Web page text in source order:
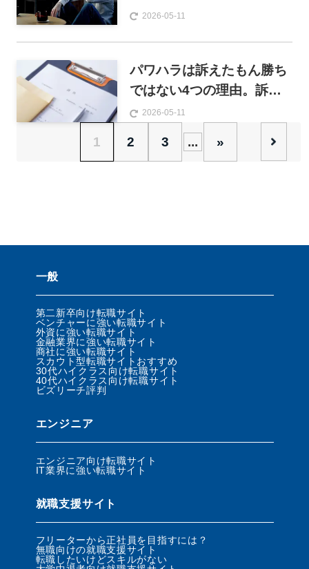
る人の特徴や対処法を解説
2026-05-11
パワハラは訴えたもん勝ち
ではない4つの理由。訴訟
のメリット・デメリットも
2026-05-11
1 2 3 ... »
一般
第二新卒向け転職サイト
ベンチャーに強い転職サイト
外資に強い転職サイト
金融業界に強い転職サイト
商社に強い転職サイト
スカウト型転職サイトおすすめ
30代ハイクラス向け転職サイト
40代ハイクラス向け転職サイト
ビズリーチ評判
エンジニア
エンジニア向け転職サイト
IT業界に強い転職サイト
就職支援サイト
フリーターから正社員を目指すには？
無職向けの就職支援サイト
転職したいけどスキルがない